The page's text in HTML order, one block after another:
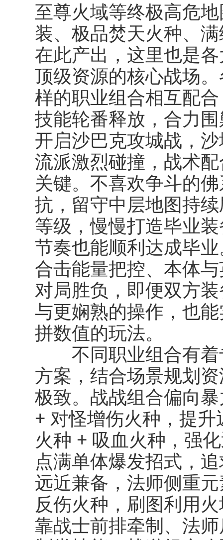
至尊火域等终极高危
装、极品焚天火种、
在此产出，这里也是
顶级资源的核心战场
样的职业组合相互配
技能轮番释放，合力
开启沙巴克攻城战，
流派激烈碰撞，战术
关键。不喜欢争斗的
抗，留守中层地图持
等级，慢慢打造毕业
节奏也能顺利达成毕
合击能量把控、本体
对局胜负，即便双方
与更娴熟的操作，也
拼数值的玩法。
不同职业组合有着
方案，结合场景规划
极致。战战组合偏向
+ 对怪增伤火种 ，提
火种 + 吸血火种 ，强
点满单体爆发招式，
远近兼备，法师侧重
反伤火种，刷图利用
靠战士前排牵制、法